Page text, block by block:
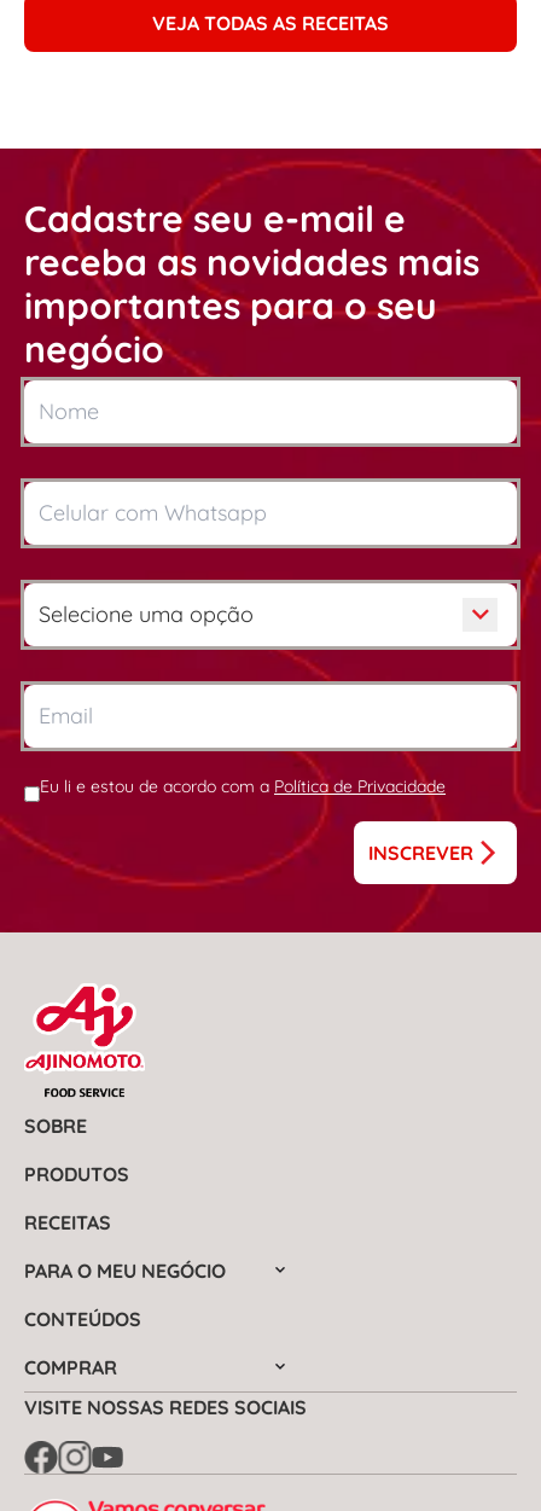
VEJA TODAS AS RECEITAS
Cadastre seu e-mail e
receba as novidades mais
importantes para o seu
negócio
Eu li e estou de acordo com a Política de Privacidade
INSCREVER
SOBRE
PRODUTOS
RECEITAS
PARA O MEU NEGÓCIO
CONTEÚDOS
COMPRAR
VISITE NOSSAS REDES SOCIAIS